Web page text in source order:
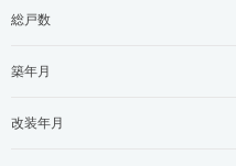
総戸数
築年月
改装年月